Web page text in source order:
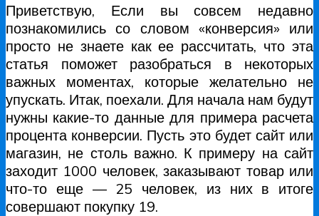
Приветствую, Если вы совсем недавно
познакомились со словом «конверсия» или
просто не знаете как ее рассчитать, что эта
статья поможет разобраться в некоторых
важных моментах, которые желательно не
упускать. Итак, поехали. Для начала нам будут
нужны какие-то данные для примера расчета
процента конверсии. Пусть это будет сайт или
магазин, не столь важно. К примеру на сайт
заходит 1000 человек, заказывают товар или
что-то еще — 25 человек, из них в итоге
совершают покупку 19.